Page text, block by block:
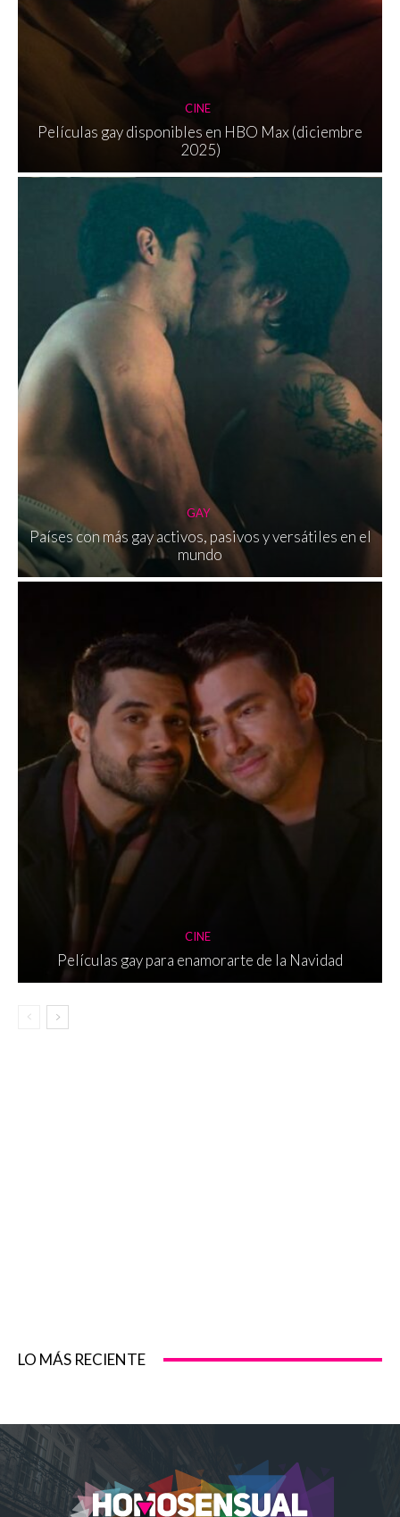
CINE
Películas gay disponibles en HBO Max (diciembre
2025)
GAY
Países con más gay activos, pasivos y versátiles en el
mundo
CINE
Películas gay para enamorarte de la Navidad
LO MÁS RECIENTE